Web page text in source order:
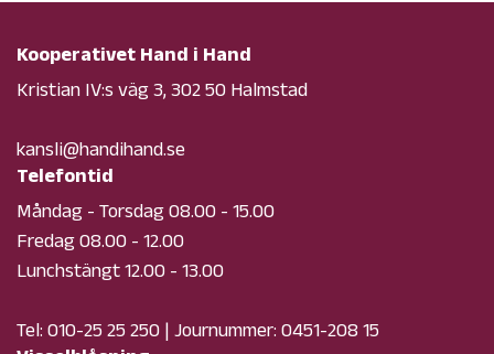
Kooperativet Hand i Hand
Kristian IV:s väg 3, 302 50 Halmstad
kansli@handihand.se
Telefontid
Måndag - Torsdag 08.00 - 15.00
Fredag 08.00 - 12.00
Lunchstängt 12.00 - 13.00
Tel:010-25 25 250| Journummer:0451-208 15